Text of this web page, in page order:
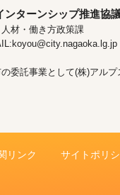
ンターンシップ推進協
材・働き方政策課
委託事業として(株)アル
リンク サイトポリ